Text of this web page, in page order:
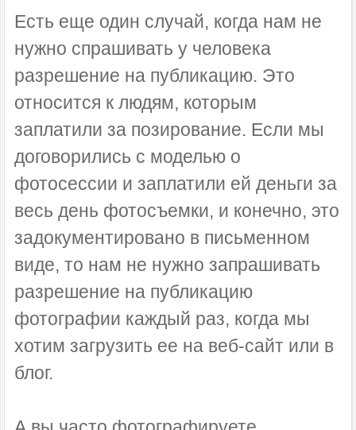
Есть еще один случай, когда нам не
нужно спрашивать у человека
разрешение на публикацию. Это
относится к людям, которым
заплатили за позирование. Если мы
договорились с моделью о
фотосессии и заплатили ей деньги за
весь день фотосъемки, и конечно, это
задокументировано в письменном
виде, то нам не нужно запрашивать
разрешение на публикацию
фотографии каждый раз, когда мы
хотим загрузить ее на веб-сайт или в
блог.